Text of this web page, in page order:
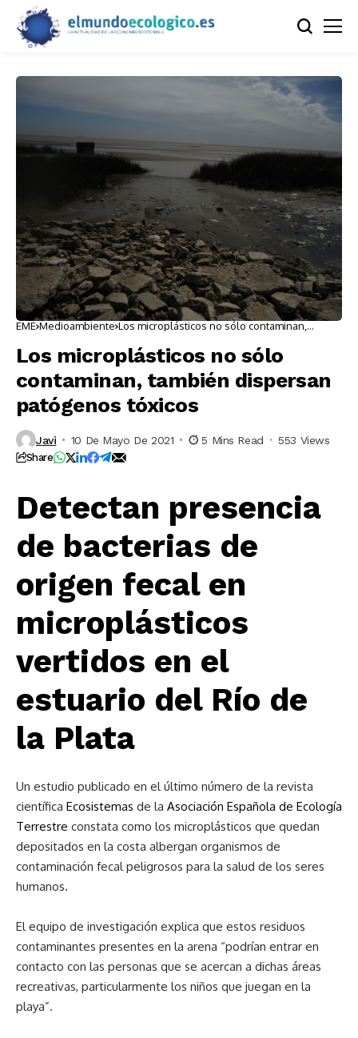
EME Medioambiente Los microplásticos no sólo contaminan,
Los microplásticos no sólo
contaminan, también dispersan
patógenos tóxicos
Javi 10 De Mayo De 2021 5 Mins Read 553 Views
Share
Detectan presencia
de bacterias de
origen fecal en
microplásticos
vertidos en el
estuario del Río de
la Plata
Un estudio publicado en el último número de la revista
científica Ecosistemas de la Asociación Española de Ecología
Terrestre constata como los microplásticos que quedan
depositados en la costa albergan organismos de
contaminación fecal peligrosos para la salud de los seres
humanos.
El equipo de investigación explica que estos residuos
contaminantes presentes en la arena “podrían entrar en
contacto con las personas que se acercan a dichas áreas
recreativas, particularmente los niños que juegan en la
playa”.